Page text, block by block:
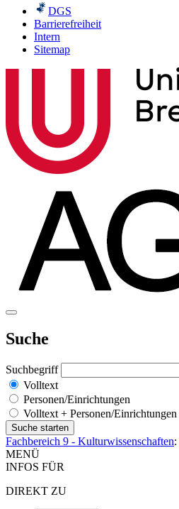
DGS
Barrierefreiheit
Intern
Sitemap
Suche
Suchbegriff
Volltext
Personen/Einrichtungen
Volltext + Personen/Einrichtungen
Fachbereich 9 - Kulturwissenschaften:
MENÜ
INFOS FÜR
DIREKT ZU